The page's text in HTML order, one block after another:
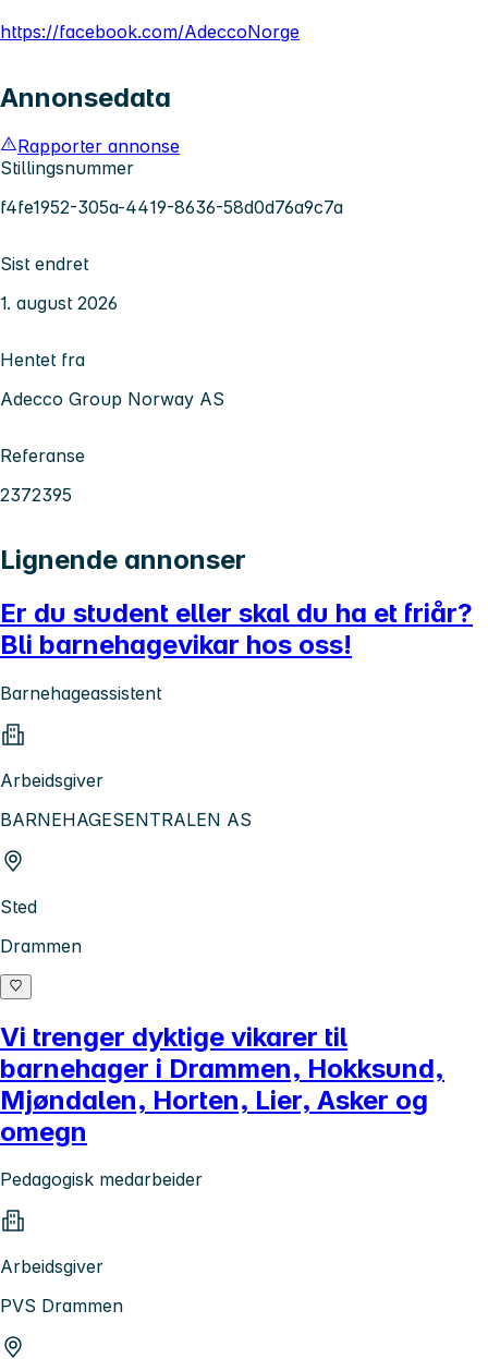
https://facebook.com/AdeccoNorge
Annonsedata
Rapporter annonse
Stillingsnummer
f4fe1952-305a-4419-8636-58d0d76a9c7a
Sist endret
1. august 2026
Hentet fra
Adecco Group Norway AS
Referanse
2372395
Lignende annonser
Er du student eller skal du ha et friår?
Bli barnehagevikar hos oss!
Barnehageassistent
Arbeidsgiver
BARNEHAGESENTRALEN AS
Sted
Drammen
Vi trenger dyktige vikarer til
barnehager i Drammen, Hokksund,
Mjøndalen, Horten, Lier, Asker og
omegn
Pedagogisk medarbeider
Arbeidsgiver
PVS Drammen